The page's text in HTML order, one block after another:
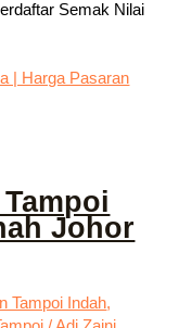
Semak Nilai
| Harga Pasaran
Johor
Tampoi Indah,